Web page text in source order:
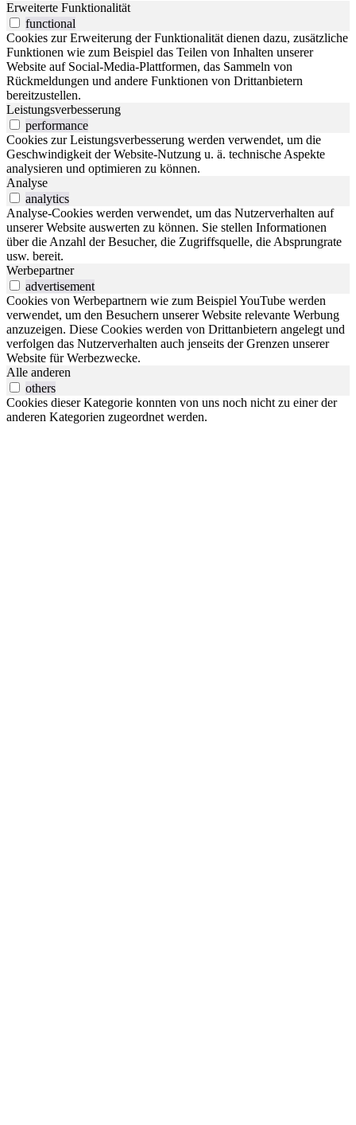
Erweiterte Funktionalität
functional
Cookies zur Erweiterung der Funktionalität dienen dazu, zusätzliche
Funktionen wie zum Beispiel das Teilen von Inhalten unserer
Website auf Social-Media-Plattformen, das Sammeln von
Rückmeldungen und andere Funktionen von Drittanbietern
bereitzustellen.
Leistungsverbesserung
performance
Cookies zur Leistungsverbesserung werden verwendet, um die
Geschwindigkeit der Website-Nutzung u. ä. technische Aspekte
analysieren und optimieren zu können.
Analyse
analytics
Analyse-Cookies werden verwendet, um das Nutzerverhalten auf
unserer Website auswerten zu können. Sie stellen Informationen
über die Anzahl der Besucher, die Zugriffsquelle, die Absprungrate
usw. bereit.
Werbepartner
advertisement
Cookies von Werbepartnern wie zum Beispiel YouTube werden
verwendet, um den Besuchern unserer Website relevante Werbung
anzuzeigen. Diese Cookies werden von Drittanbietern angelegt und
verfolgen das Nutzerverhalten auch jenseits der Grenzen unserer
Website für Werbezwecke.
Alle anderen
others
Cookies dieser Kategorie konnten von uns noch nicht zu einer der
anderen Kategorien zugeordnet werden.